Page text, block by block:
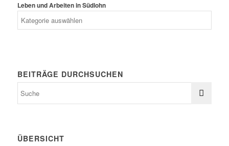
Leben und Arbeiten in Südlohn
BEITRÄGE DURCHSUCHEN
ÜBERSICHT